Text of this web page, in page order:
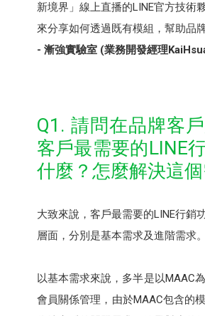
新境界」線上直播的LINE官方技術
來分享如何透過既有模組，幫助品
- 漸強實驗室 (業務開發經理
Q1. 請問在品牌客
客戶最需要的LINE
什麼？怎麼解決這個
大致來說，客戶最需要的LINE行銷
層面，分別是基本需求及進階需求。
以基本需求來說，多半是以MAAC
會員關係管理，由於MAAC包含的